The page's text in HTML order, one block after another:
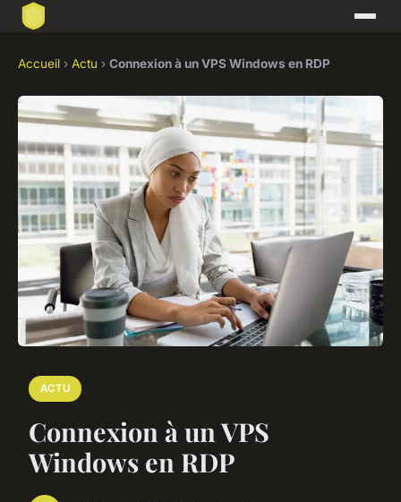
Accueil › Actu › Connexion à un VPS Windows en RDP
ACTU
Connexion à un VPS
Windows en RDP